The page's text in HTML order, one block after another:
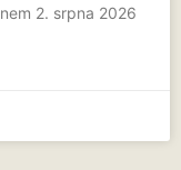
2. srpna 2026